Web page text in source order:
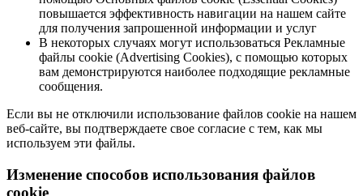
повышается эффективность навигации на нашем сайте
для получения запрошенной информации и услуг
В некоторых случаях могут использоваться Рекламные
файлы cookie (Advertising Cookies), с помощью которых
вам демонстрируются наиболее подходящие рекламные
сообщения.
Если вы не отключили использование файлов cookie на нашем
веб-сайте, вы подтверждаете свое согласие с тем, как мы
используем эти файлы.
Изменение способов использования файлов
cookie